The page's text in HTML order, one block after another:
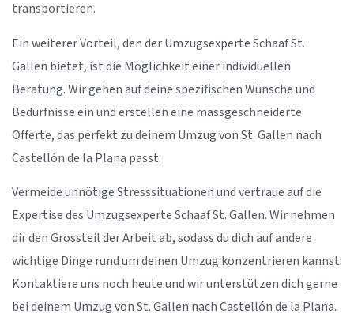
transportieren.
Ein weiterer Vorteil, den der Umzugsexperte Schaaf St.
Gallen bietet, ist die Möglichkeit einer individuellen
Beratung. Wir gehen auf deine spezifischen Wünsche und
Bedürfnisse ein und erstellen eine massgeschneiderte
Offerte, das perfekt zu deinem Umzug von St. Gallen nach
Castellón de la Plana passt.
Vermeide unnötige Stresssituationen und vertraue auf die
Expertise des Umzugsexperte Schaaf St. Gallen. Wir nehmen
dir den Grossteil der Arbeit ab, sodass du dich auf andere
wichtige Dinge rund um deinen Umzug konzentrieren kannst.
Kontaktiere uns noch heute und wir unterstützen dich gerne
bei deinem Umzug von St. Gallen nach Castellón de la Plana.